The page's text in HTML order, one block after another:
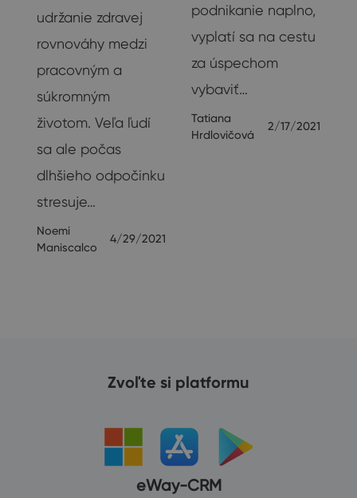
udržanie zdravej
rovnováhy medzi
pracovným a
súkromným
životom. Veľa ľudí
sa ale počas
dlhšieho odpočinku
stresuje…
Noemi
Maniscalco
4/29/2021
podnikanie naplno,
vyplatí sa na cestu
za úspechom
vybaviť…
Tatiana
Hrdlovičová
2/17/2021
Zvoľte si platformu
eWay-CRM